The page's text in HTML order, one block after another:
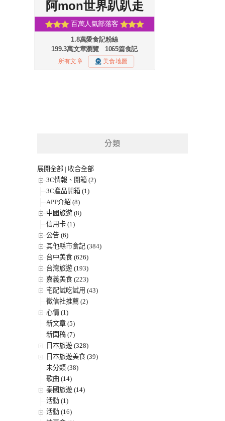
分類
展開全部 | 收合全部
3C情報、開箱 (2)
3C產品開箱 (1)
APP介紹 (8)
中國旅遊 (8)
信用卡 (1)
公告 (6)
其他縣市食記 (384)
台中美食 (626)
台灣旅遊 (193)
嘉義美食 (223)
宅配試吃試用 (43)
徵信社推薦 (2)
心情 (1)
新文章 (5)
新聞稿 (7)
日本旅遊 (328)
日本旅遊美食 (39)
未分類 (38)
歌曲 (14)
泰國旅遊 (14)
活動 (1)
活動 (16)